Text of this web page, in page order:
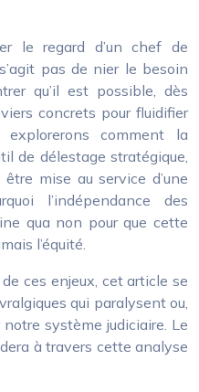
le regard d’un chef de
pas de nier le besoin
qu’il est possible, dès
concrets pour fluidifier
explorerons comment la
de délestage stratégique,
mise au service d’une
l’indépendance des
qua non pour que cette
l’équité.
ces enjeux, cet article se
qui paralysent ou,
système judiciaire. Le
à travers cette analyse